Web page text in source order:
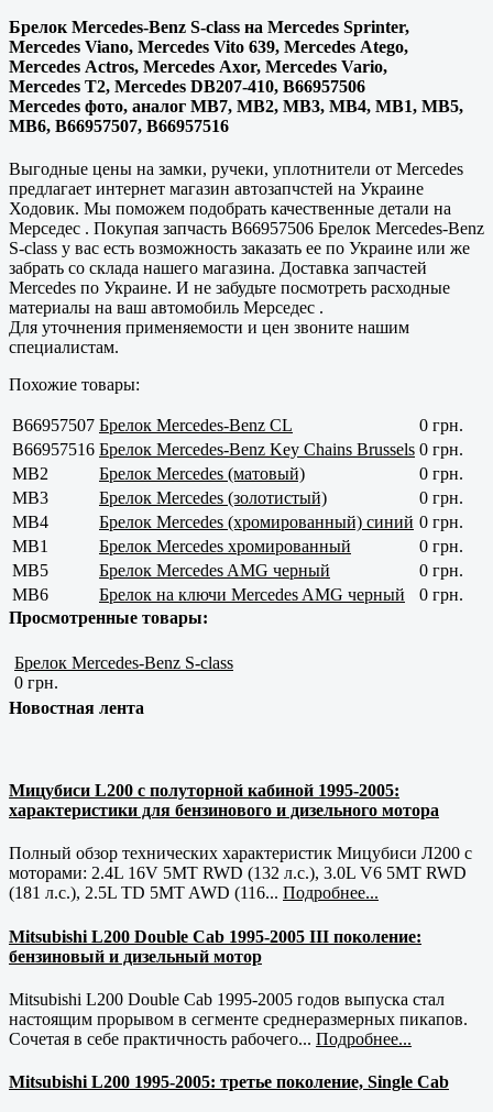
Брелок Mercedes-Benz S-class на Mercedes Sprinter,
Mercedes Viano, Mercedes Vito 639, Mercedes Atego,
Mercedes Actros, Mercedes Axor, Mercedes Vario,
Mercedes T2, Mercedes DB207-410, B66957506
Mercedes фото, аналог MB7, MB2, MB3, MB4, MB1, MB5,
MB6, B66957507, B66957516
Выгодные цены на замки, ручеки, уплотнители от Mercedes
предлагает интернет магазин автозапчстей на Украине
Ходовик. Мы поможем подобрать качественные детали на
Мерседес . Покупая запчасть B66957506 Брелок Mercedes-Benz
S-class у вас есть возможность заказать ее по Украине или же
забрать со склада нашего магазина. Доставка запчастей
Mercedes по Украине. И не забудьте посмотреть расходные
материалы на ваш автомобиль Мерседес .
Для уточнения применяемости и цен звоните нашим
специалистам.
Похожие товары:
B66957507 Брелок Mercedes-Benz CL
0 грн.
B66957516 Брелок Mercedes-Benz Key Chains Brussels 0 грн.
MB2
Брелок Mercedes (матовый)
0 грн.
MB3
Брелок Mercedes (золотистый)
0 грн.
MB4
Брелок Mercedes (хромированный) синий 0 грн.
MB1
Брелок Mercedes хромированный
0 грн.
MB5
Брелок Mercedes AMG черный
0 грн.
MB6
Брелок на ключи Mercedes AMG черный
0 грн.
Просмотренные товары:
Брелок Mercedes-Benz S-class
0 грн.
Новостная лента
Мицубиси L200 с полуторной кабиной 1995-2005:
характеристики для бензинового и дизельного мотора
Полный обзор технических характеристик Мицубиси Л200 с
моторами: 2.4L 16V 5MT RWD (132 л.с.), 3.0L V6 5MT RWD
(181 л.с.), 2.5L TD 5MT AWD (116... Подробнее...
Mitsubishi L200 Double Cab 1995-2005 III поколение:
бензиновый и дизельный мотор
Mitsubishi L200 Double Cab 1995-2005 годов выпуска стал
настоящим прорывом в сегменте среднеразмерных пикапов.
Сочетая в себе практичность рабочего... Подробнее...
Mitsubishi L200 1995-2005: третье поколение, Single Cab